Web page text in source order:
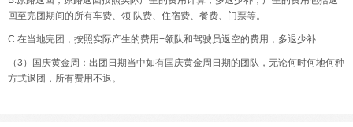
回至完团期间的所有车费、领 队费、住宿费、餐费、门票等。
C.在当地完团，按照实际产生的费用+领队和驾驶员返空的费用，多退少补
（3）国庆黄金周：出团日期当中如有国庆黄金周日期的团队，无论何时何地何种
方式退团，所有费用不退。